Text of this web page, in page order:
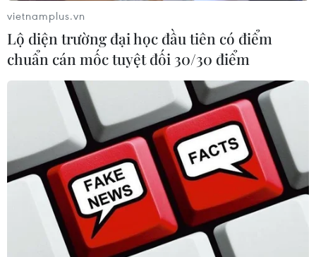
TIN CÙNG CHUYÊN MỤC
Tỉnh Quảng Ninh mở hướng kết nối
mới với chuỗi kinh tế phía Bắc
09/08/2026 08:04
Lâm Đồng: Mưa lớn gây sạt lở đèo
Con Ó, cây đổ trên đèo Bảo Lộc
vietnamplus.vn
Lộ diện trường đại học đầu tiên có điểm
chuẩn cán mốc tuyệt đối 30/30 điểm